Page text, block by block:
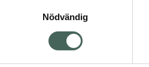
Nödvändig